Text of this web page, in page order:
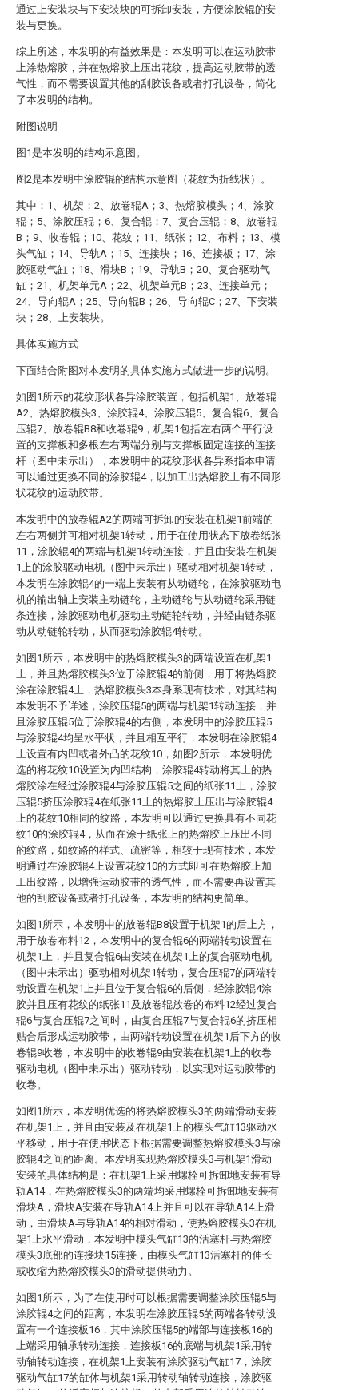
通过上安装块与下安装块的可拆卸安装，方便涂胶辊的安
装与更换。
综上所述，本发明的有益效果是：本发明可以在运动胶带
上涂热熔胶，并在热熔胶上压出花纹，提高运动胶带的透
气性，而不需要设置其他的刮胶设备或者打孔设备，简化
了本发明的结构。
附图说明
图1是本发明的结构示意图。
图2是本发明中涂胶辊的结构示意图（花纹为折线状）。
其中：1、机架；2、放卷辊A；3、热熔胶模头；4、涂胶
辊；5、涂胶压辊；6、复合辊；7、复合压辊；8、放卷辊
B；9、收卷辊；10、花纹；11、纸张；12、布料；13、模
头气缸；14、导轨A；15、连接块；16、连接板；17、涂
胶驱动气缸；18、滑块B；19、导轨B；20、复合驱动气
缸；21、机架单元A；22、机架单元B；23、连接单元；
24、导向辊A；25、导向辊B；26、导向辊C；27、下安装
块；28、上安装块。
具体实施方式
下面结合附图对本发明的具体实施方式做进一步的说明。
如图1所示的花纹形状各异涂胶装置，包括机架1、放卷辊
A2、热熔胶模头3、涂胶辊4、涂胶压辊5、复合辊6、复合
压辊7、放卷辊B8和收卷辊9，机架1包括左右两个平行设
置的支撑板和多根左右两端分别与支撑板固定连接的连接
杆（图中未示出），本发明中的花纹形状各异系指本申请
可以通过更换不同的涂胶辊4，以加工出热熔胶上有不同形
状花纹的运动胶带。
本发明中的放卷辊A2的两端可拆卸的安装在机架1前端的
左右两侧并可相对机架1转动，用于在使用状态下放卷纸张
11，涂胶辊4的两端与机架1转动连接，并且由安装在机架
1上的涂胶驱动电机（图中未示出）驱动相对机架1转动，
本发明在涂胶辊4的一端上安装有从动链轮，在涂胶驱动电
机的输出轴上安装主动链轮，主动链轮与从动链轮采用链
条连接，涂胶驱动电机驱动主动链轮转动，并经由链条驱
动从动链轮转动，从而驱动涂胶辊4转动。
如图1所示，本发明中的热熔胶模头3的两端设置在机架1
上，并且热熔胶模头3位于涂胶辊4的前侧，用于将热熔胶
涂在涂胶辊4上，热熔胶模头3本身系现有技术，对其结构
本发明不予详述，涂胶压辊5的两端与机架1转动连接，并
且涂胶压辊5位于涂胶辊4的右侧，本发明中的涂胶压辊5
与涂胶辊4均呈水平状，并且相互平行，本发明在涂胶辊4
上设置有内凹或者外凸的花纹10，如图2所示，本发明优
选的将花纹10设置为内凹结构，涂胶辊4转动将其上的热
熔胶涂在经过涂胶辊4与涂胶压辊5之间的纸张11上，涂胶
压辊5挤压涂胶辊4在纸张11上的热熔胶上压出与涂胶辊4
上的花纹10相同的纹路，本发明可以通过更换具有不同花
纹10的涂胶辊4，从而在涂于纸张上的热熔胶上压出不同
的纹路，如纹路的样式、疏密等，相较于现有技术，本发
明通过在涂胶辊4上设置花纹10的方式即可在热熔胶上加
工出纹路，以增强运动胶带的透气性，而不需要再设置其
他的刮胶设备或者打孔设备，本发明的结构更简单。
如图1所示，本发明中的放卷辊B8设置于机架1的后上方，
用于放卷布料12，本发明中的复合辊6的两端转动设置在
机架1上，并且复合辊6由安装在机架1上的复合驱动电机
（图中未示出）驱动相对机架1转动，复合压辊7的两端转
动设置在机架1上并且位于复合辊6的后侧，经涂胶辊4涂
胶并且压有花纹的纸张11及放卷辊放卷的布料12经过复合
辊6与复合压辊7之间时，由复合压辊7与复合辊6的挤压相
贴合后形成运动胶带，由两端转动设置在机架1后下方的收
卷辊9收卷，本发明中的收卷辊9由安装在机架1上的收卷
驱动电机（图中未示出）驱动转动，以实现对运动胶带的
收卷。
如图1所示，本发明优选的将热熔胶模头3的两端滑动安装
在机架1上，并且由安装及在机架1上的模头气缸13驱动水
平移动，用于在使用状态下根据需要调整热熔胶模头3与涂
胶辊4之间的距离。本发明实现热熔胶模头3与机架1滑动
安装的具体结构是：在机架1上采用螺栓可拆卸地安装有导
轨A14，在热熔胶模头3的两端均采用螺栓可拆卸地安装有
滑块A，滑块A安装在导轨A14上并且可以在导轨A14上滑
动，由滑块A与导轨A14的相对滑动，使热熔胶模头3在机
架1上水平滑动，本发明中模头气缸13的活塞杆与热熔胶
模头3底部的连接块15连接，由模头气缸13活塞杆的伸长
或收缩为热熔胶模头3的滑动提供动力。
如图1所示，为了在使用时可以根据需要调整涂胶压辊5与
涂胶辊4之间的距离，本发明在涂胶压辊5的两端各转动设
置有一个连接板16，其中涂胶压辊5的端部与连接板16的
上端采用轴承转动连接，连接板16的底端与机架1采用转
动轴转动连接，在机架1上安装有涂胶驱动气缸17，涂胶
驱动气缸17的缸体与机架1采用转动轴转动连接，涂胶驱